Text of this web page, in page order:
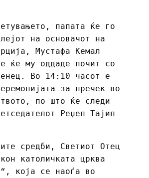
папата ќе го
на основачот на
Мустафа Кемал
ќе му оддаде почит со
Во 14:10 часот е
за пречек во
по што ќе следи
Реџеп Тајип
средби, Светиот Отец
католичката црква
која се наоѓа во